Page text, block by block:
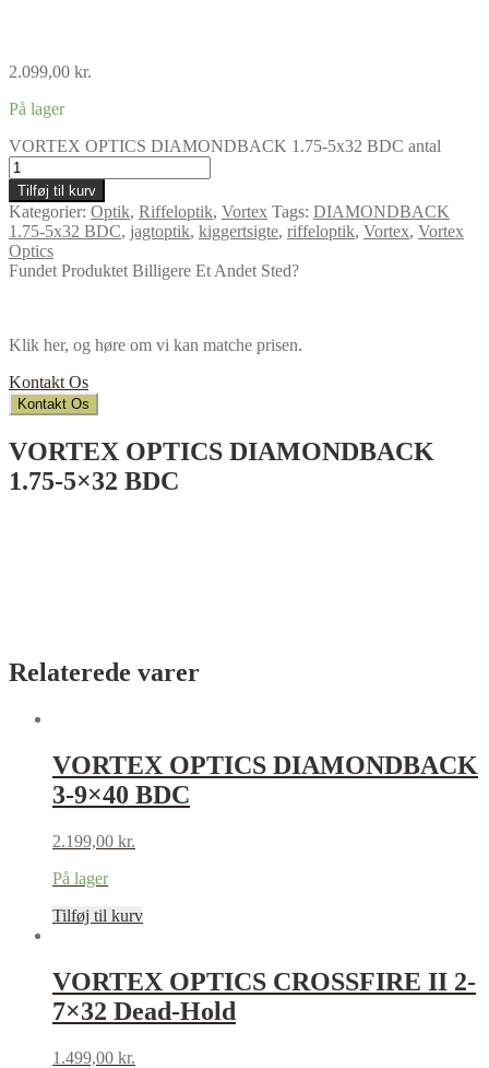
2.099,00 kr.
På lager
VORTEX OPTICS DIAMONDBACK 1.75-5x32 BDC antal
Tilføj til kurv
Kategorier: Optik, Riffeloptik, Vortex Tags: DIAMONDBACK
1.75-5x32 BDC, jagtoptik, kiggertsigte, riffeloptik, Vortex, Vortex
Optics
Fundet Produktet Billigere Et Andet Sted?
Klik her, og høre om vi kan matche prisen.
Kontakt Os
Kontakt Os
VORTEX OPTICS DIAMONDBACK
1.75-5×32 BDC
Relaterede varer
VORTEX OPTICS DIAMONDBACK
3-9×40 BDC
2.199,00 kr.
På lager
Tilføj til kurv
VORTEX OPTICS CROSSFIRE II 2-
7×32 Dead-Hold
1.499,00 kr.